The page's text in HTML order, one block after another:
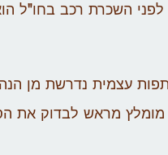
לפני השכרת רכב בחו"ל
עצמית נדרשת מן
מומלץ מראש לבדוק את